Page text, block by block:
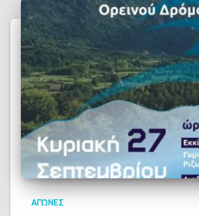
ΑΓΏΝΕΣ